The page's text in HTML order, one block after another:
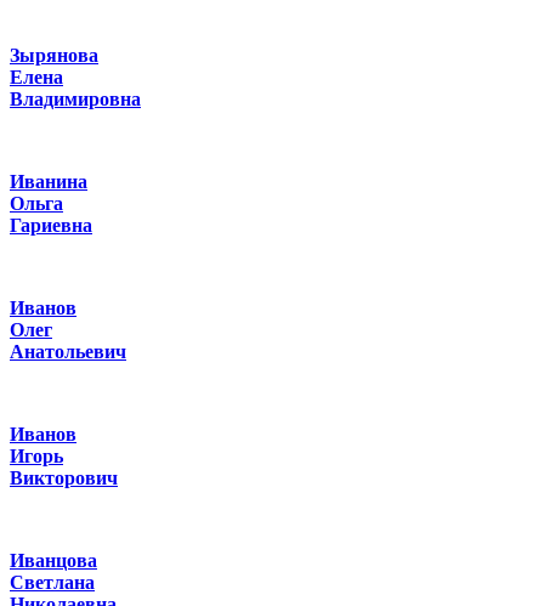
Зырянова
Елена
Владимировна
Иванина
Ольга
Гариевна
Иванов
Олег
Анатольевич
Иванов
Игорь
Викторович
Иванцова
Светлана